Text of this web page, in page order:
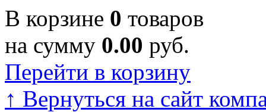
В корзине 0 товаров
на сумму 0.00 руб.
Перейти в корзину
↑ Вернуться на сайт